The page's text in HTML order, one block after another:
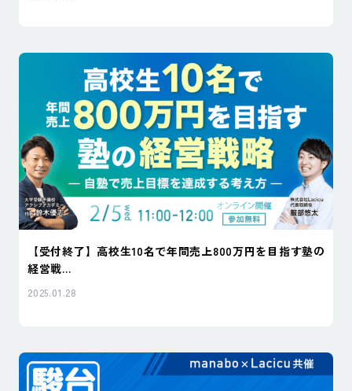
【受付終了】高校生10名で年間売上800万円を目指す塾の
経営戦...
2025.01.28